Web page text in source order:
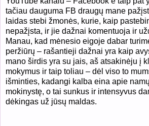
tačiau dauguma FB draugų mane
laidas stebi žmonės, kurie, kaip
nepažįsta, ir jie dažnai komentuoja ir
Manau, kad mėnesio eigoje dabar
peržiūrų – rašantieji dažnai yra kaip
mano širdis yra su jais, aš atsakinėju į
mokymus ir taip toliau – dėl viso to
išminties, kadangi kalba eina apie
mokinystę, o tai sunkus ir intensyvus
dėkingas už jūsų maldas.